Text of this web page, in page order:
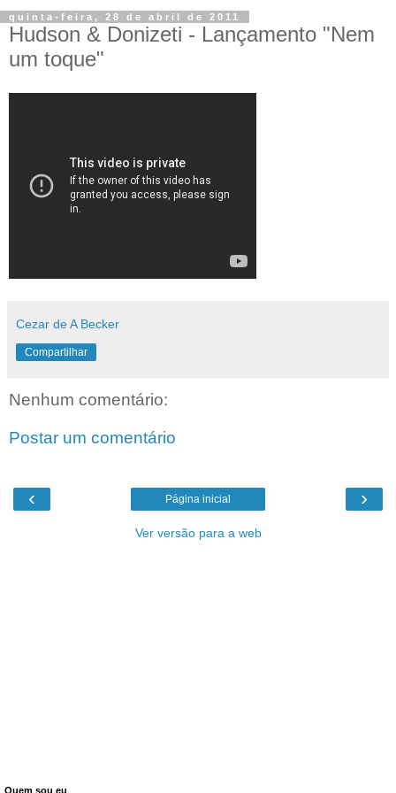
quinta-feira, 28 de abril de 2011
Hudson & Donizeti - Lançamento "Nem
um toque"
Cezar de A Becker
Compartilhar
Nenhum comentário:
Postar um comentário
‹ ›
Página inicial
Ver versão para a web
Quem sou eu